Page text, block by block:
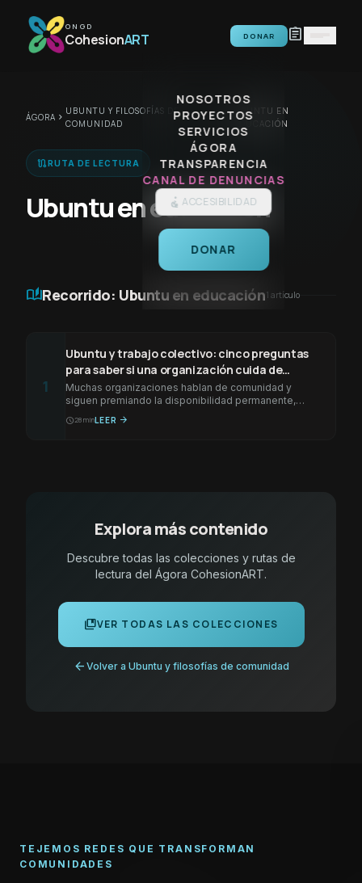
ONGD
CohesionART DONAR assignment
NOSOTROS
PROYECTOS
SERVICIOS
ÁGORA
TRANSPARENCIA
CANAL DE DENUNCIAS
ACCESIBILIDAD
DONAR
ÁGORA chevron_right
UBUNTU Y FILOSOFÍAS DE
COMUNIDAD
chevron_right
UBUNTU EN
EDUCACIÓN
routeRUTA DE LECTURA
Ubuntu en educación
auto_storiesRecorrido: Ubuntu en educación 1 artículo
1
Ubuntu y trabajo colectivo: cinco preguntas
para saber si una organización cuida de
verdad
Muchas organizaciones hablan de comunidad y
siguen premiando la disponibilidad permanente,
invisibilizando el trabajo que sostiene el clima y
castigando…
schedule28 minLEER arrow_forward
Explora más contenido
Descubre todas las colecciones y rutas de
lectura del Ágora CohesionART.
collections_bookmarkVER TODAS LAS COLECCIONES
arrow_back Volver a Ubuntu y filosofías de comunidad
TEJEMOS REDES QUE TRANSFORMAN
COMUNIDADES